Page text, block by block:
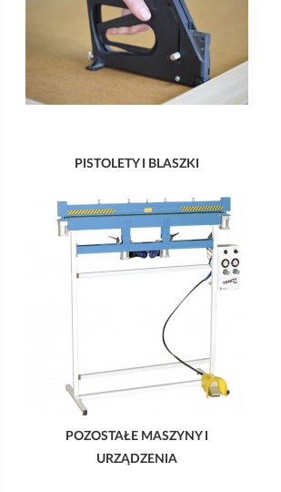
PISTOLETY I BLASZKI
POZOSTAŁE MASZYNY I
URZĄDZENIA